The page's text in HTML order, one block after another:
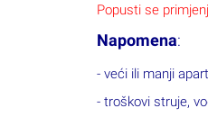
Popusti se
Napomena:
- veći ili manji
- troškovi struje,